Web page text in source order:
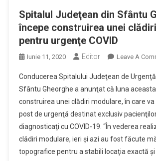
Spitalul Judeţean din Sfântu
începe construirea unei
pentru urgenţe COVID
Iunie 11, 2020 Editor Leave A
Conducerea Spitalului Judeţean de
Sfântu Gheorghe a anunţat că luna
construirea unei clădiri modulare, în care
post de urgenţă destinat exclusiv
diagnosticaţi cu COVID-19. “În vederea
clădiri modulare, ieri şi azi au fost făcute
topografice pentru a stabili locaţia exactă şi